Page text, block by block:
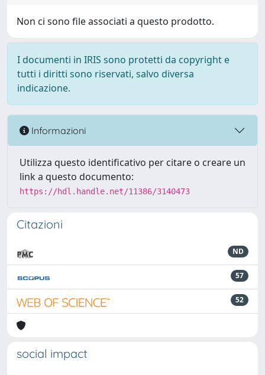
Non ci sono file associati a questo prodotto.
I documenti in IRIS sono protetti da copyright e
tutti i diritti sono riservati, salvo diversa
indicazione.
Informazioni
Utilizza questo identificativo per citare o creare un
link a questo documento:
https://hdl.handle.net/11386/3140473
Citazioni
ND
57
52
social impact